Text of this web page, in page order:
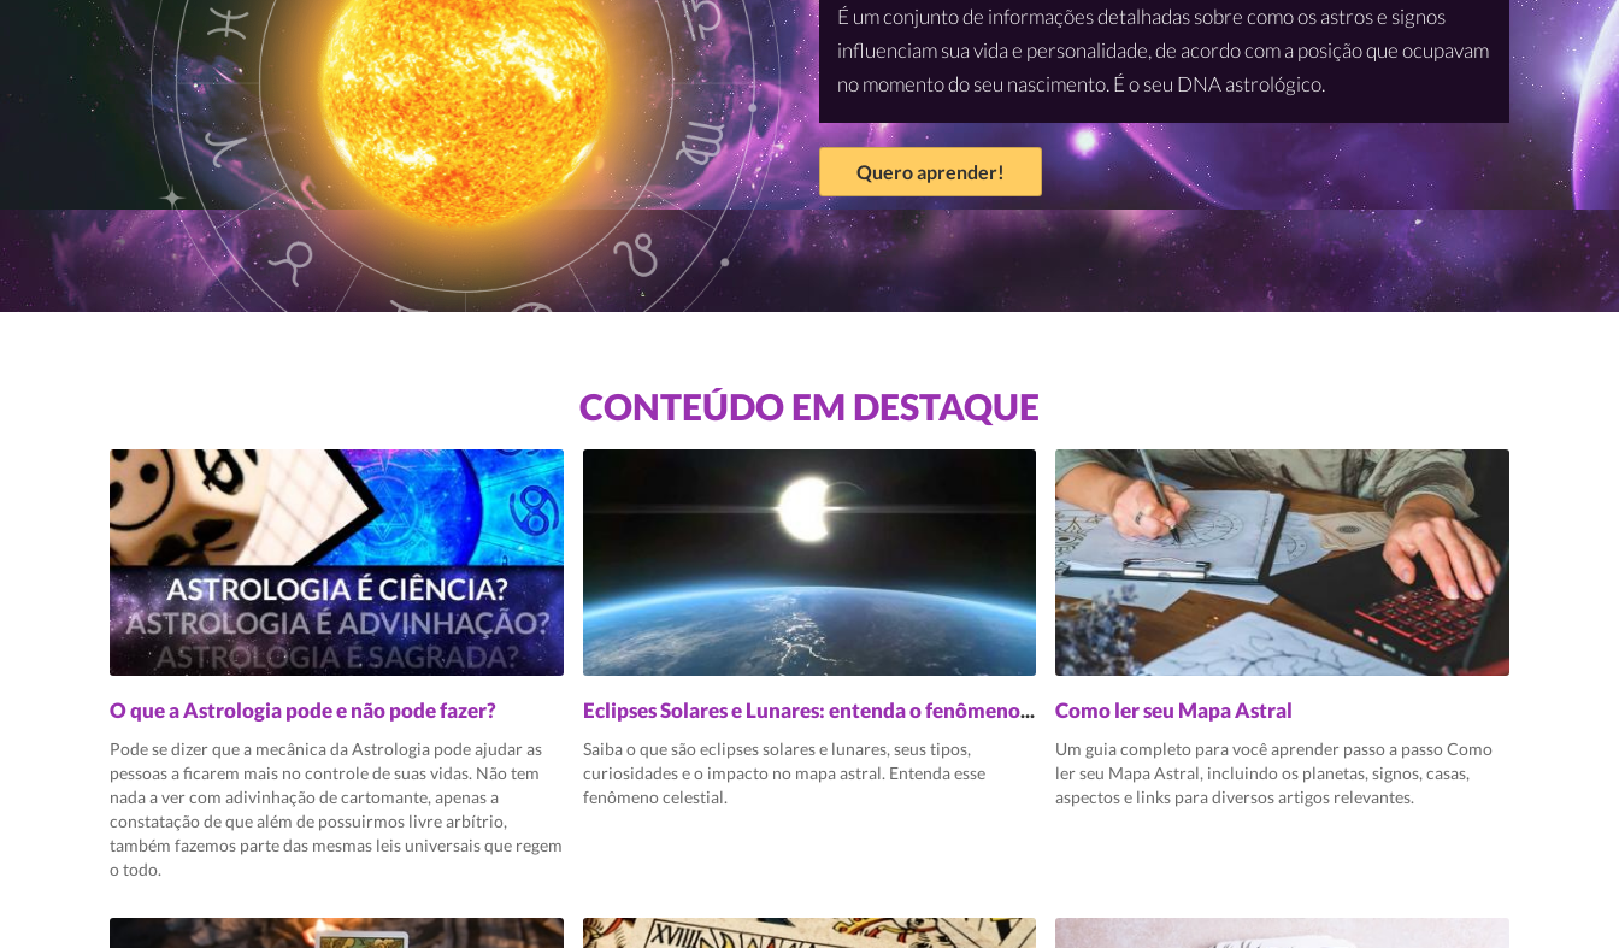
É um conjunto de informações detalhadas sobre como os astros e signos
influenciam sua vida e personalidade, de acordo com a posição que ocupavam
no momento do seu nascimento. É o seu DNA astrológico.
Quero aprender!
CONTEÚDO EM DESTAQUE
O que a Astrologia pode e não pode fazer?
Pode se dizer que a mecânica da Astrologia pode ajudar as
pessoas a ficarem mais no controle de suas vidas. Não tem
nada a ver com adivinhação de cartomante, apenas a
constatação de que além de possuirmos livre arbítrio,
também fazemos parte das mesmas leis universais que regem
o todo.
Eclipses Solares e Lunares: entenda o fenômeno, tipos e significados
Saiba o que são eclipses solares e lunares, seus tipos,
curiosidades e o impacto no mapa astral. Entenda esse
fenômeno celestial.
Como ler seu Mapa Astral
Um guia completo para você aprender passo a passo Como
ler seu Mapa Astral, incluindo os planetas, signos, casas,
aspectos e links para diversos artigos relevantes.